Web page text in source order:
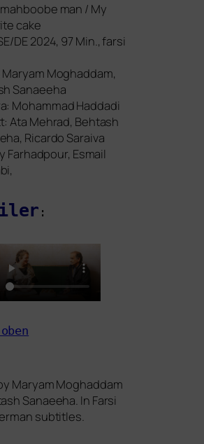
man / My
cake
/DE2024, 97 Min., far­si
Moghaddam,
Sanaeeha
Mohammad Haddadi
Ata Mehrad, Behtash
Ricardo Saraiva
Farhadpour, Esmail
:
Maryam Moghaddam
Sanaeeha. In Farsi
subtitles.